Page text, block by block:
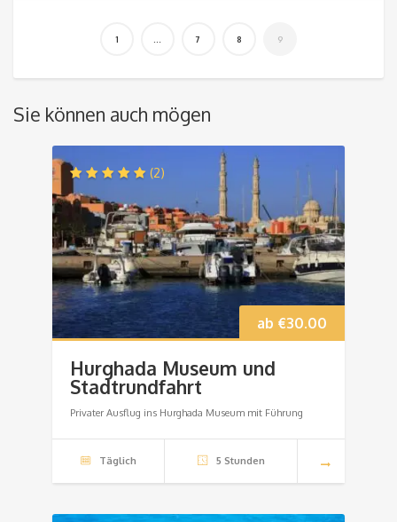
Sie können auch mögen
ab €30.00
(2)
Hurghada Museum und
Stadtrundfahrt
Privater Ausflug ins Hurghada Museum mit Führung
Täglich 5 Stunden